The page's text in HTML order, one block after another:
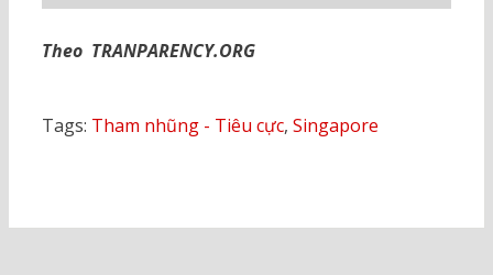
Theo TRANPARENCY.ORG
Tags: Tham nhũng - Tiêu cực, Singapore